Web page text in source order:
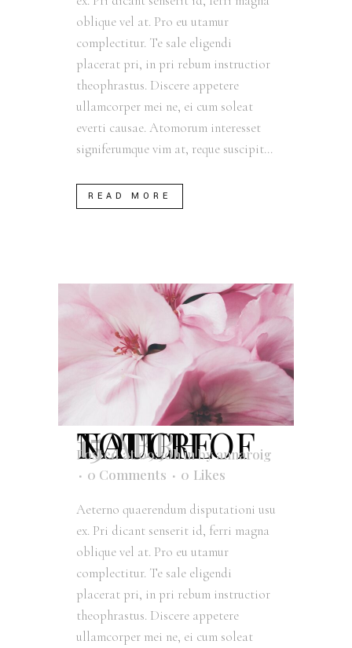
oblique vel at. Pro eu utamur
complectitur. Te sale eligendi
placerat pri, in pri rebum instructior
theophrastus. Discere appetere
ullamcorper mei ne, ei cum soleat
everti causae. Atomorum interesset
signiferumque vim at, reque suscipit...
READ MORE
15 ABR
TOUCH OF NATURE
Posted at 09:30hinbyannaroig
0 Comments
0 Likes
Aeterno quaerendum disputationi usu
ex. Pri dicant senserit id, ferri magna
oblique vel at. Pro eu utamur
complectitur. Te sale eligendi
placerat pri, in pri rebum instructior
theophrastus. Discere appetere
ullamcorper mei ne, ei cum soleat